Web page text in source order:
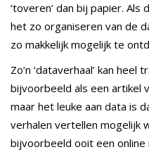
‘toveren’ dan bij papier.
het zo organiseren van de
zo makkelijk mogelijk te
Zo’n ‘dataverhaal’ kan
bijvoorbeeld als een artikel
maar het leuke aan data is
verhalen vertellen mogelijk
bijvoorbeeld ooit een online